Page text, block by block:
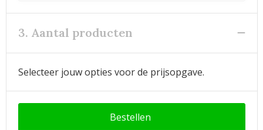
3. Aantal producten
Selecteer jouw opties voor de prijsopgave.
Bestellen